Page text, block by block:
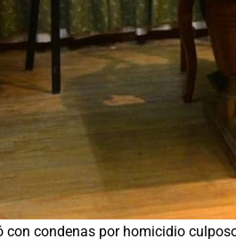
con condenas por homicidio